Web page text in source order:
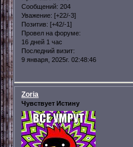
Сообщений: 204
Уважение: [+22/-3]
Позитив: [+42/-1]
Провел на форуме:
16 дней 1 час
Последний визит:
9 января, 2025г. 02:48:46
Zoria
Чувствует Истину